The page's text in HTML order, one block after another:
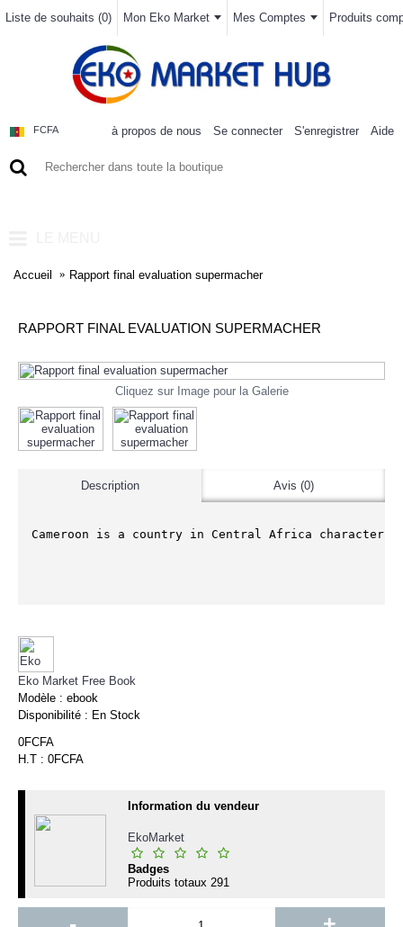
Liste de souhaits (0) Mon Eko Market Mes Comptes Produits
FCFA à propos de nous Se connecter S'enregistrer Aide
Accueil Rapport final evaluation supermacher
RAPPORT FINAL EVALUATION SUPERMACHER
Cliquez sur Image pour la Galerie
Description Avis (0)
Cameroon is a country in Central Africa
Eko Market Free Book
Modèle : ebook
Disponibilité : En Stock
0FCFA
H.T : 0FCFA
Information du vendeur
EkoMarket
Badges
Produits totaux 291